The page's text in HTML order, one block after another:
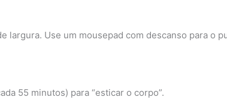
largura. Use um mousepad com descanso para o
55 minutos) para “esticar o corpo”.